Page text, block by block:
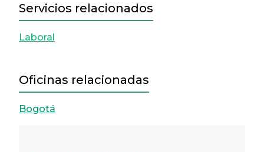
Servicios relacionados
Laboral
Oficinas relacionadas
Bogotá